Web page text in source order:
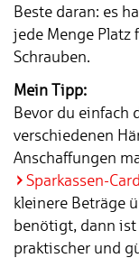
Beste daran: es
jede Menge Platz
Schrauben.
Mein Tipp:
Bevor du einfach
verschiedenen
Anschaffungen
Sparkassen-
kleinere Beträge
benötigt, dann
praktischer und